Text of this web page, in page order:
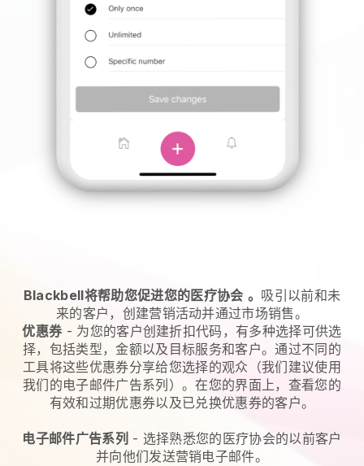
Blackbell将帮助您促进您的医疗协会 。 吸引以前和未
来的客户，创建营销活动并通过市场销售。
优惠券- 为您的客户创建折扣代码，有多种选择可供选
择，包括类型，金额以及目标服务和客户。通过不同的
工具将这些优惠券分享给您选择的观众（我们建议使用
我们的电子邮件广告系列）。在您的界面上，查看您的
有效和过期优惠券以及已兑换优惠券的客户。
电子邮件广告系列 - 选择熟悉您的医疗协会的以前客户
并向他们发送营销电子邮件。